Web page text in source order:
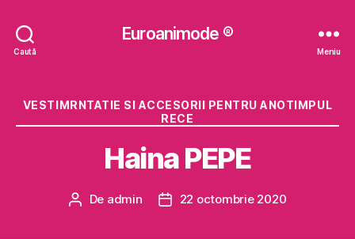
Caută
Euroanimode ®
Meniu
Categorii
VESTIMRNTATIE SI ACCESORII PENTRU ANOTIMPUL
RECE
Haina PEPE
Autor
De admin
Dată22 octombrie 2020